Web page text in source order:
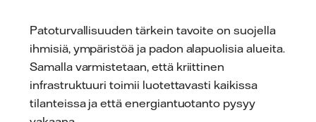
Patoturvallisuuden tärkein tavoite on suojella
ihmisiä, ympäristöä ja padon alapuolisia alueita.
Samalla varmistetaan, että kriittinen
infrastruktuuri toimii luotettavasti kaikissa
tilanteissa ja että energiantuotanto pysyy